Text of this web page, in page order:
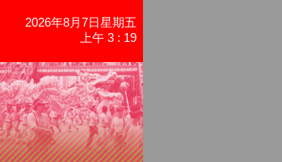
2026年8月7日星期五
上午 3 : 19